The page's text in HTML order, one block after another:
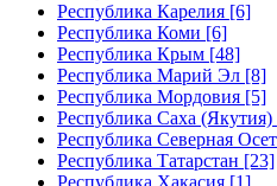
Республика Карелия [6]
Республика Коми [6]
Республика Крым [48]
Республика Марий Эл [8]
Республика Мордовия [5]
Республика Саха
Республика Северная
Республика Татарстан [23]
Республика Хакасия [1]